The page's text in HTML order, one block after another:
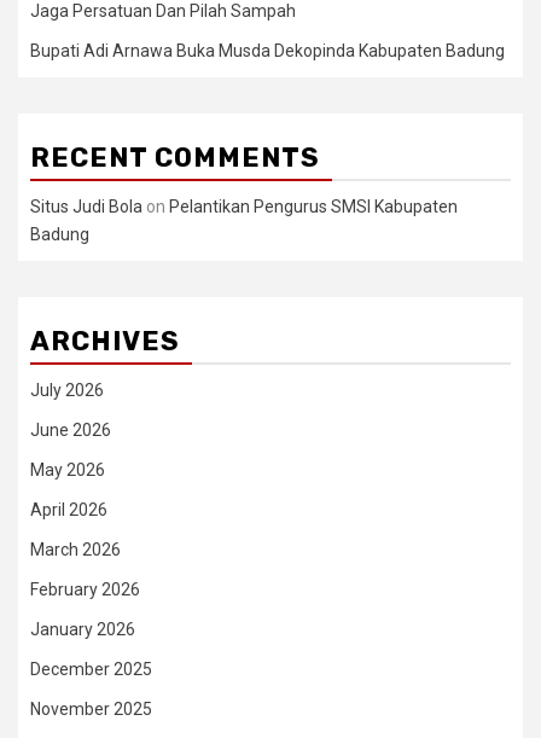
Jaga Persatuan Dan Pilah Sampah
Bupati Adi Arnawa Buka Musda Dekopinda Kabupaten Badung
RECENT COMMENTS
Situs Judi Bola on Pelantikan Pengurus SMSI Kabupaten
Badung
ARCHIVES
July 2026
June 2026
May 2026
April 2026
March 2026
February 2026
January 2026
December 2025
November 2025